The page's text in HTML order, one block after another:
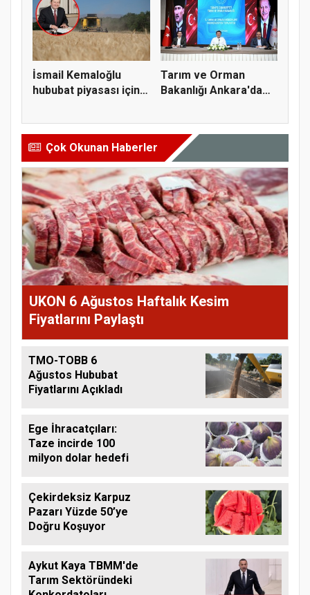
İsmail Kemaloğlu
hububat piyasası için 4
Tarım ve Orman
Bakanlığı Ankara'da
Çok Okunan Haberler
UKON 6 Ağustos Haftalık Kesim
Fiyatlarını Paylaştı
TMO-TOBB 6
Ağustos Hububat
Fiyatlarını Açıkladı
Ege İhracatçıları:
Taze incirde 100
milyon dolar hedefi
Çekirdeksiz Karpuz
Pazarı Yüzde 50’ye
Doğru Koşuyor
Aykut Kaya TBMM'de
Tarım Sektöründeki